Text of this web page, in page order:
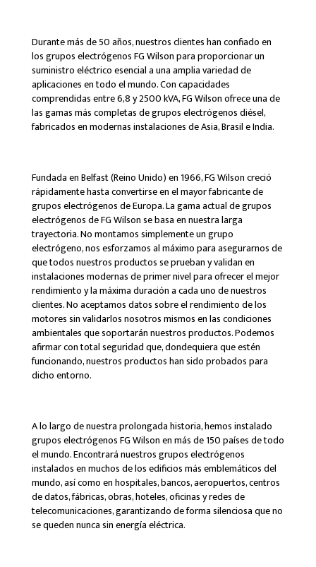
Durante más de 50 años, nuestros clientes han confiado en
los grupos electrógenos FG Wilson para proporcionar un
suministro eléctrico esencial a una amplia variedad de
aplicaciones en todo el mundo. Con capacidades
comprendidas entre 6,8 y 2500 kVA, FG Wilson ofrece una de
las gamas más completas de grupos electrógenos diésel,
fabricados en modernas instalaciones de Asia, Brasil e India.
Fundada en Belfast (Reino Unido) en 1966, FG Wilson creció
rápidamente hasta convertirse en el mayor fabricante de
grupos electrógenos de Europa. La gama actual de grupos
electrógenos de FG Wilson se basa en nuestra larga
trayectoria. No montamos simplemente un grupo
electrógeno, nos esforzamos al máximo para asegurarnos de
que todos nuestros productos se prueban y validan en
instalaciones modernas de primer nivel para ofrecer el mejor
rendimiento y la máxima duración a cada uno de nuestros
clientes. No aceptamos datos sobre el rendimiento de los
motores sin validarlos nosotros mismos en las condiciones
ambientales que soportarán nuestros productos. Podemos
afirmar con total seguridad que, dondequiera que estén
funcionando, nuestros productos han sido probados para
dicho entorno.
A lo largo de nuestra prolongada historia, hemos instalado
grupos electrógenos FG Wilson en más de 150 países de todo
el mundo. Encontrará nuestros grupos electrógenos
instalados en muchos de los edificios más emblemáticos del
mundo, así como en hospitales, bancos, aeropuertos, centros
de datos, fábricas, obras, hoteles, oficinas y redes de
telecomunicaciones, garantizando de forma silenciosa que no
se queden nunca sin energía eléctrica.